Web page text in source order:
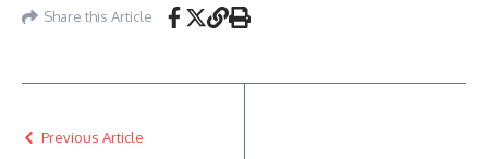
Share this Article
Previous Article